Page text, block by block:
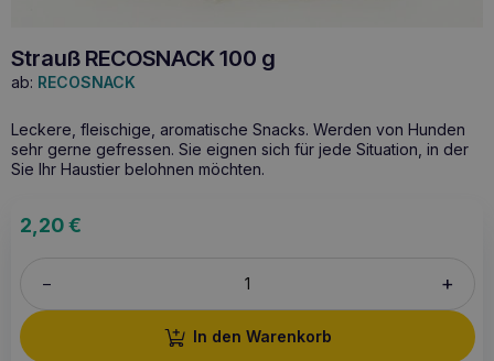
Strauß RECOSNACK 100 g
ab: RECOSNACK
Leckere, fleischige, aromatische Snacks. Werden von Hunden
sehr gerne gefressen. Sie eignen sich für jede Situation, in der
Sie Ihr Haustier belohnen möchten.
2,20€
– +
In den Warenkorb